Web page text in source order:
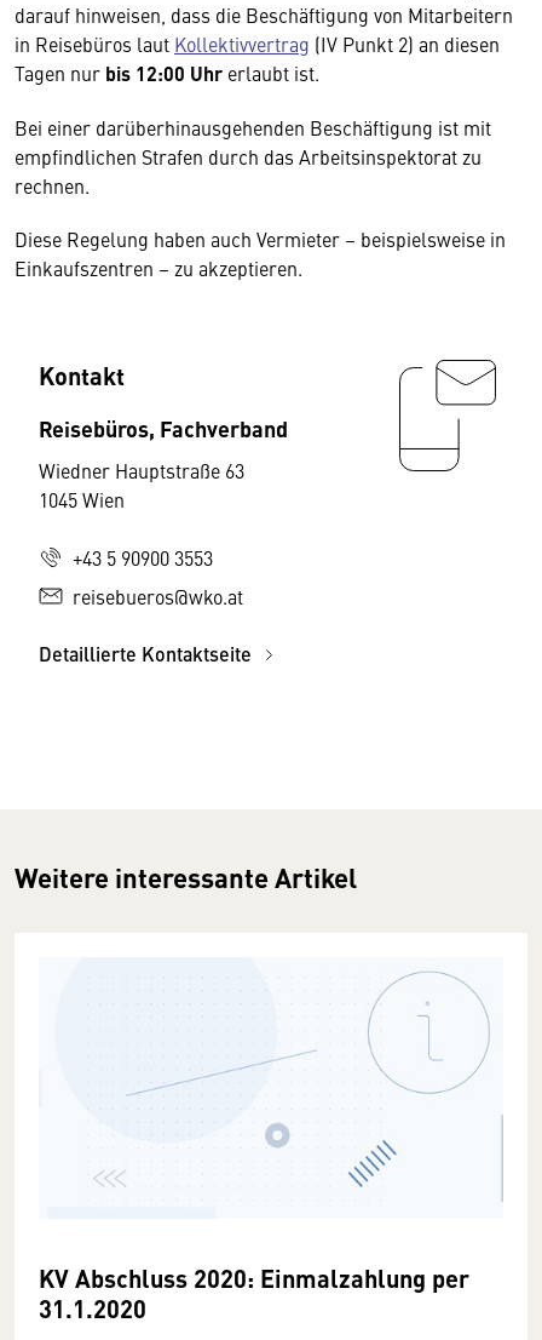
darauf hinweisen, dass die Beschäftigung von Mitarbeitern
in Reisebüros laut Kollektivvertrag (IV Punkt 2) an diesen
Tagen nur bis 12:00 Uhr erlaubt ist.
Bei einer darüberhinausgehenden Beschäftigung ist mit
empfindlichen Strafen durch das Arbeitsinspektorat zu
rechnen.
Diese Regelung haben auch Vermieter – beispielsweise in
Einkaufszentren – zu akzeptieren.
Kontakt
Reisebüros, Fachverband
Wiedner Hauptstraße 63
1045 Wien
+43 5 90900 3553
reisebueros@wko.at
Detaillierte Kontaktseite
Weitere interessante Artikel
KV Abschluss 2020: Einmalzahlung per
31.1.2020